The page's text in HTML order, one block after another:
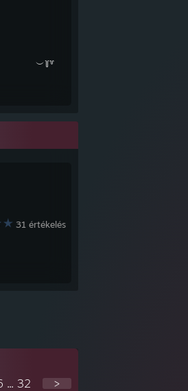
︶꒦꒷
31 értékelés
... 32 >